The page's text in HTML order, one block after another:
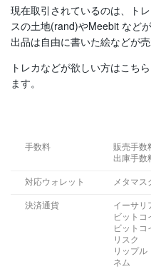
現在取引されているのは、ト
スの土地(rand)やMeebit など
出品は自由に書いた絵などが
トレカなどが欲しい方はこち
ます。
手数料
販売手数
出庫手数
対応ウォレット メタマス
決済通貨
イーサリ
ビットコ
ビットコ
リスク
リップル
ネム